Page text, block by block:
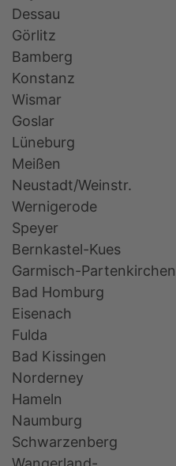
Dessau
Görlitz
Bamberg
Konstanz
Wismar
Goslar
Lüneburg
Meißen
Neustadt/Weinstr.
Wernigerode
Speyer
Bernkastel-Kues
Garmisch-Partenkirchen
Bad Homburg
Eisenach
Fulda
Bad Kissingen
Norderney
Hameln
Naumburg
Schwarzenberg